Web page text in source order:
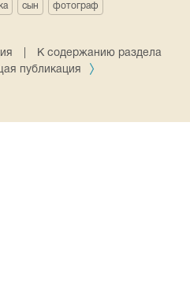
сын фотограф
К содержанию раздела
публикация